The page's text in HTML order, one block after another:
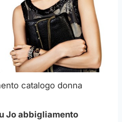
catalogo donna
Jo abbigliamento